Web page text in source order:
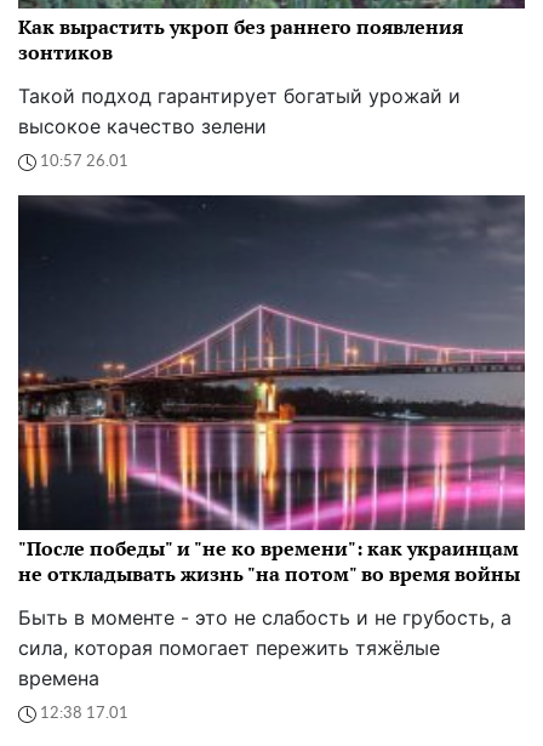
Как вырастить укроп без раннего появления
зонтиков
Такой подход гарантирует богатый урожай и
высокое качество зелени
10:57 26.01
"После победы" и "не ко времени": как украинцам
не откладывать жизнь "на потом" во время войны
Быть в моменте - это не слабость и не грубость, а
сила, которая помогает пережить тяжёлые
времена
12:38 17.01